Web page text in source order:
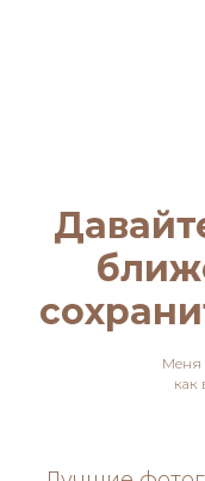
Меня
как